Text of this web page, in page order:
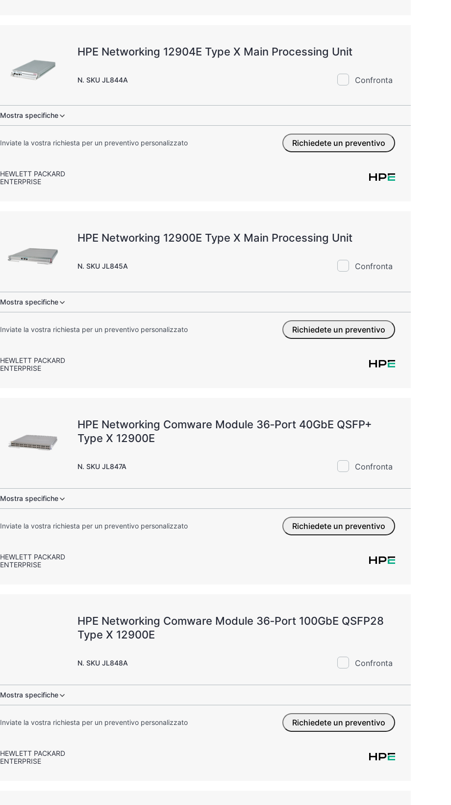
HPE Networking 12904E Type X Main Processing Unit
N. SKU JL844A Confronta
Mostra specifiche
Inviate la vostra richiesta per un preventivo personalizzato Richiedete un preventivo
HEWLETT PACKARD
ENTERPRISE
HPE Networking 12900E Type X Main Processing Unit
N. SKU JL845A Confronta
Mostra specifiche
Inviate la vostra richiesta per un preventivo personalizzato Richiedete un preventivo
HEWLETT PACKARD
ENTERPRISE
HPE Networking Comware Module 36‑Port 40GbE QSFP+
Type X 12900E
N. SKU JL847A Confronta
Mostra specifiche
Inviate la vostra richiesta per un preventivo personalizzato Richiedete un preventivo
HEWLETT PACKARD
ENTERPRISE
HPE Networking Comware Module 36‑Port 100GbE QSFP28
Type X 12900E
N. SKU JL848A Confronta
Mostra specifiche
Inviate la vostra richiesta per un preventivo personalizzato Richiedete un preventivo
HEWLETT PACKARD
ENTERPRISE